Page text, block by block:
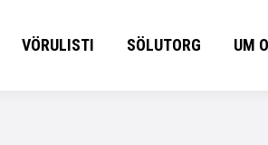
VÖRULISTI SÖLUTORG UM